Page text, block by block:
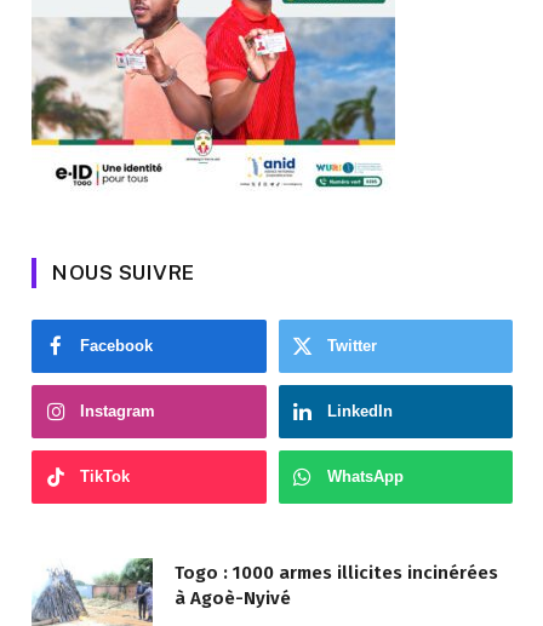
NOUS SUIVRE
Facebook Twitter
Instagram LinkedIn
TikTok WhatsApp
Togo : 1000 armes illicites incinérées
à Agoè-Nyivé